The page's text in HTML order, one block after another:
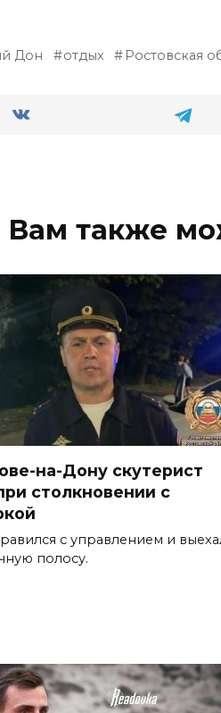
Дон отдых Ростовская
Вам также
на-Дону скутерист
столкновении с
с управлением и
полосу.